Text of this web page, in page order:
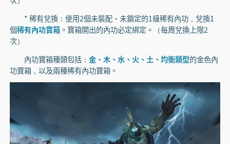
* 稀有兌換：使用2個未裝配、未鎖定的1級稀有內功，兌換1
個稀有內功寶箱。寶箱開出的內功必定綁定。（每周兌換上限2
次）
內功寶箱種類包括： 金、木、水、火、土、均衡類型的金色內
功寶箱，以及兩種稀有內功寶箱。